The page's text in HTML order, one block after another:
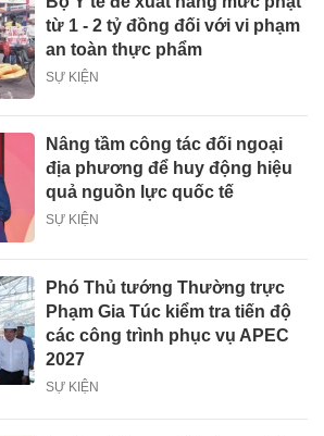
từ 1 - 2 tỷ đồng đối với vi phạm
an toàn thực phẩm
SỰ KIỆN
Nâng tầm công tác đối ngoại
địa phương để huy động hiệu
quả nguồn lực quốc tế
SỰ KIỆN
Phó Thủ tướng Thường trực
Phạm Gia Túc kiểm tra tiến độ
các công trình phục vụ APEC
2027
SỰ KIỆN